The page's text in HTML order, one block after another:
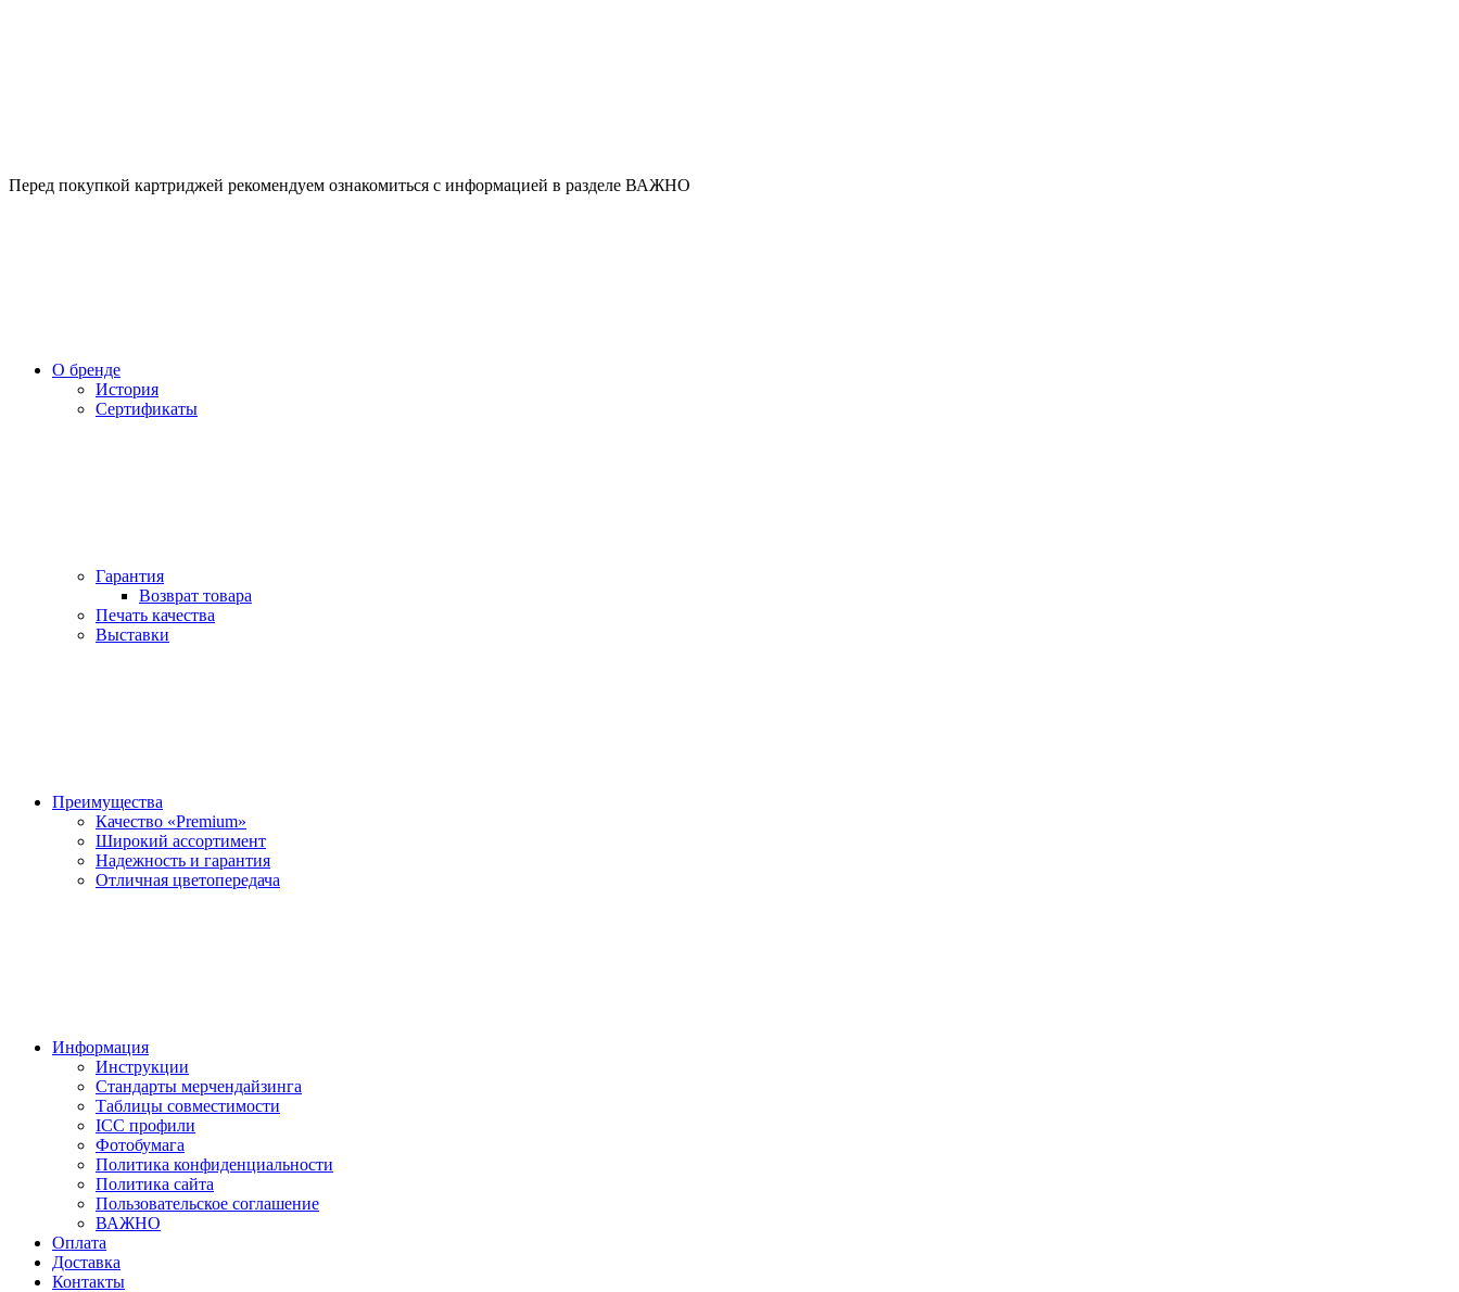
Перед покупкой картриджей рекомендуем ознакомиться с информацией в разделе ВАЖНО
О бренде
История
Сертификаты
Гарантия
Возврат товара
Печать качества
Выставки
Преимущества
Качество «Premium»
Широкий ассортимент
Надежность и гарантия
Отличная цветопередача
Информация
Инструкции
Стандарты мерчендайзинга
Таблицы совместимости
ICC профили
Фотобумага
Политика конфиденциальности
Политика сайта
Пользовательское соглашение
ВАЖНО
Оплата
Доставка
Контакты